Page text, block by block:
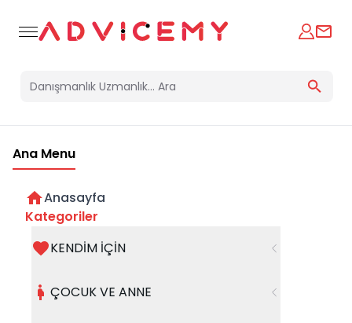
Ana Menu
Anasayfa
Kategoriler
KENDİM İÇİN
ÇOCUK VE ANNE
Danışmanlarımızın blog içeriklerini burada görebilirsiniz.
Kategoriler
Filtreleri Temizle